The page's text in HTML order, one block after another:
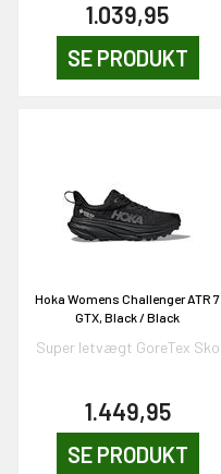
1.039,95
SE PRODUKT
Hoka Womens Challenger ATR 7
GTX, Black / Black
Super letvægt GoreTex Sko
1.449,95
SE PRODUKT
DELTAG!